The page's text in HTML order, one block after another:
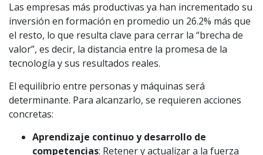
Las empresas más productivas ya han incrementado su
inversión en formación en promedio un 26.2% más que
el resto, lo que resulta clave para cerrar la “brecha de
valor”, es decir, la distancia entre la promesa de la
tecnología y sus resultados reales.
El equilibrio entre personas y máquinas será
determinante. Para alcanzarlo, se requieren acciones
concretas:
Aprendizaje continuo y desarrollo de
competencias: Retener y actualizar a la fuerza